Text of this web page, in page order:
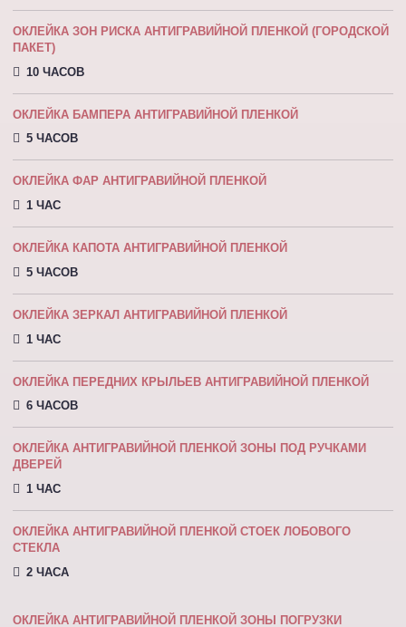
ОКЛЕЙКА ЗОН РИСКА АНТИГРАВИЙНОЙ ПЛЕНКОЙ (ГОРОДСКОЙ
ПАКЕТ)
10 ЧАСОВ
ОКЛЕЙКА БАМПЕРА АНТИГРАВИЙНОЙ ПЛЕНКОЙ
5 ЧАСОВ
ОКЛЕЙКА ФАР АНТИГРАВИЙНОЙ ПЛЕНКОЙ
1 ЧАС
ОКЛЕЙКА КАПОТА АНТИГРАВИЙНОЙ ПЛEНКOЙ
5 ЧАСОВ
ОКЛЕЙКА ЗЕРКАЛ АНТИГРАВИЙНОЙ ПЛЕНКОЙ
1 ЧАС
ОКЛЕЙКА ПЕРЕДНИХ КРЫЛЬЕВ АНТИГРАВИЙНОЙ ПЛЕНКОЙ
6 ЧАСОВ
ОКЛЕЙКА АНТИГРАВИЙНОЙ ПЛЕНКОЙ ЗОНЫ ПОД РУЧКАМИ
ДВЕРЕЙ
1 ЧАС
ОКЛЕЙКА АНТИГРАВИЙНОЙ ПЛЕНКОЙ СТОЕК ЛОБОВОГО
СТЕКЛА
2 ЧАСА
ОКЛЕЙКА АНТИГРАВИЙНОЙ ПЛЕНКОЙ ЗОНЫ ПОГРУЗКИ